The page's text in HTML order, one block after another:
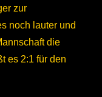
zur
noch lauter und
die
es 2:1 für den